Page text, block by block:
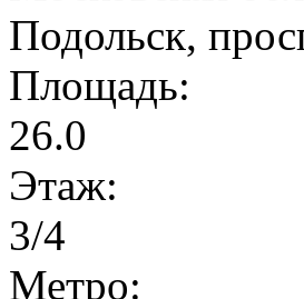
Подольск,
Площадь:
26.0
Этаж:
3/4
Метро: